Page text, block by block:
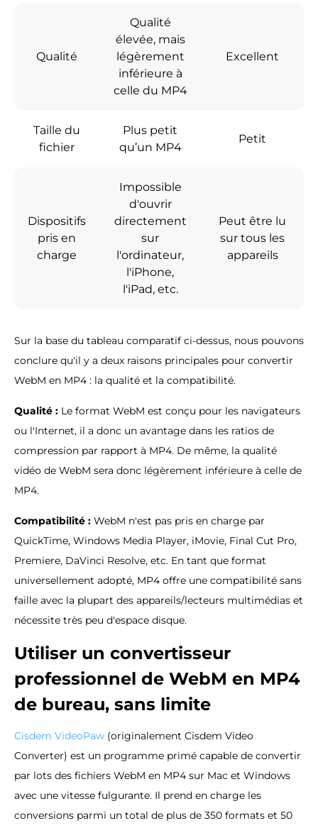
Qualité
Qualité
élevée, mais
légèrement
inférieure à
celle du MP4
Excellent
Taille du
fichier
Plus petit
qu’un MP4
Petit
Dispositifs
pris en
charge
Impossible
d'ouvrir
directement
sur
l'ordinateur,
l'iPhone,
l'iPad, etc.
Peut être lu
sur tous les
appareils
Sur la base du tableau comparatif ci-dessus, nous pouvons
conclure qu'il y a deux raisons principales pour convertir
WebM en MP4 : la qualité et la compatibilité.
Qualité : Le format WebM est conçu pour les navigateurs
ou l'Internet, il a donc un avantage dans les ratios de
compression par rapport à MP4. De même, la qualité
vidéo de WebM sera donc légèrement inférieure à celle de
MP4.
Compatibilité : WebM n'est pas pris en charge par
QuickTime, Windows Media Player, iMovie, Final Cut Pro,
Premiere, DaVinci Resolve, etc. En tant que format
universellement adopté, MP4 offre une compatibilité sans
faille avec la plupart des appareils/lecteurs multimédias et
nécessite très peu d'espace disque.
Utiliser un convertisseur
professionnel de WebM en MP4
de bureau, sans limite
Cisdem VideoPaw (originalement Cisdem Video
Converter) est un programme primé capable de convertir
par lots des fichiers WebM en MP4 sur Mac et Windows
avec une vitesse fulgurante. Il prend en charge les
conversions parmi un total de plus de 350 formats et 50